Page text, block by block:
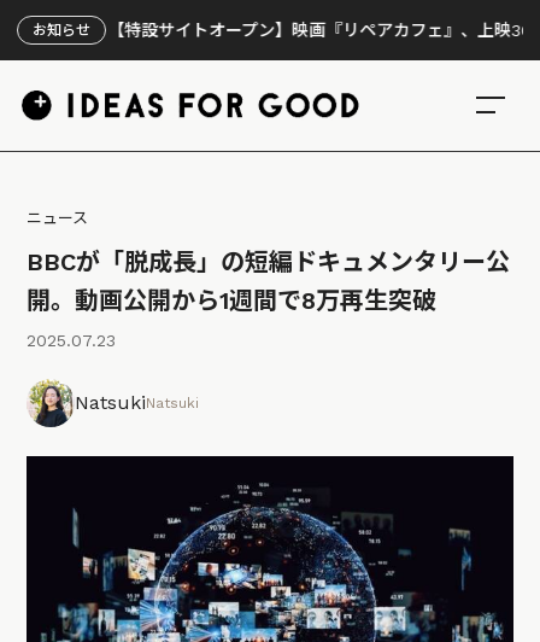
お知らせ
【特設サイトオープン】映画『リペアカフェ』、上映300回の先
ニュース
BBCが「脱成長」の短編ドキュメンタリー公
開。動画公開から1週間で8万再生突破
2025.07.23
NatsukiNatsuki